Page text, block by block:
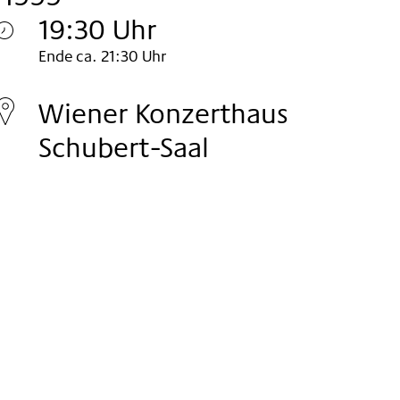
19:30 Uhr
Montag
Nov
1999
Ende ca. 21:30 Uhr
Wiener Konzerthaus
Schubert-Saal